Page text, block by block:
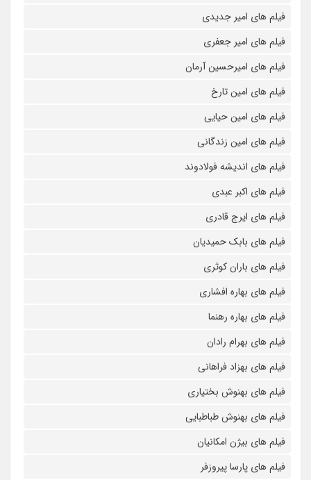
فیلم های امیر جدیدی
فیلم های امیر جعفری
فیلم های امیرحسین آرمان
فیلم های امین تارخ
فیلم های امین حیایی
فیلم های امین زندگانی
فیلم های اندیشه فولادوند
فیلم های اکبر عبدی
فیلم های ایرج قادری
فیلم های بابک حمیدیان
فیلم های باران کوثری
فیلم های بهاره افشاری
فیلم های بهاره رهنما
فیلم های بهرام رادان
فیلم های بهزاد فراهانی
فیلم های بهنوش بختیاری
فیلم های بهنوش طباطبایی
فیلم های بیژن امکانیان
فیلم های پارسا پیروزفر